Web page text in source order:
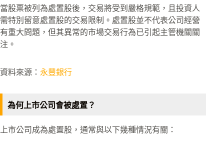
當股票被列為處置股後，交易將受到嚴格規範，且投資人
需特別留意處置股的交易限制。處置股並不代表公司經營
有重大問題，但其異常的市場交易行為已引起主管機關關
注。
資料來源： 永豐銀行
為何上市公司會被處置？
上市公司成為處置股，通常與以下幾種情況有關：